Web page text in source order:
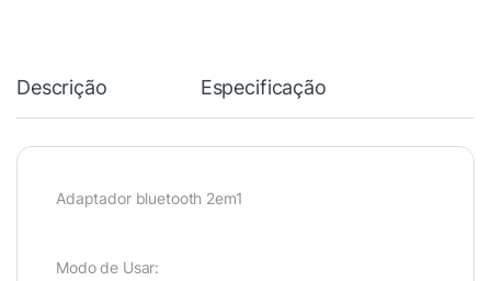
Descrição Especificação
Adaptador bluetooth 2em1
Modo de Usar: